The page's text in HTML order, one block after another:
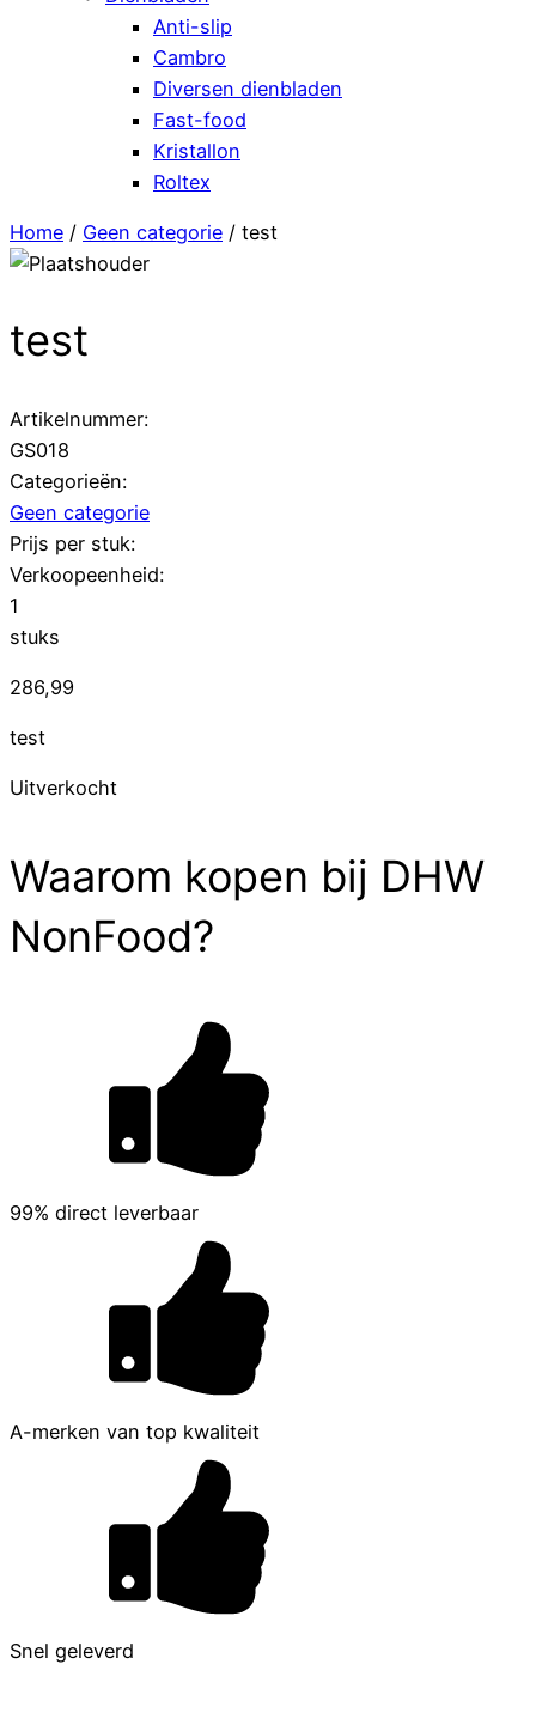
Anti-slip
Cambro
Diversen dienbladen
Fast-food
Kristallon
Roltex
Home / Geen categorie / test
test
Artikelnummer:
GS018
Categorieën:
Geen categorie
Prijs per stuk:
Verkoopeenheid:
1
stuks
286,99
test
Uitverkocht
Waarom kopen bij DHW
NonFood?
99% direct leverbaar
A-merken van top kwaliteit
Snel geleverd